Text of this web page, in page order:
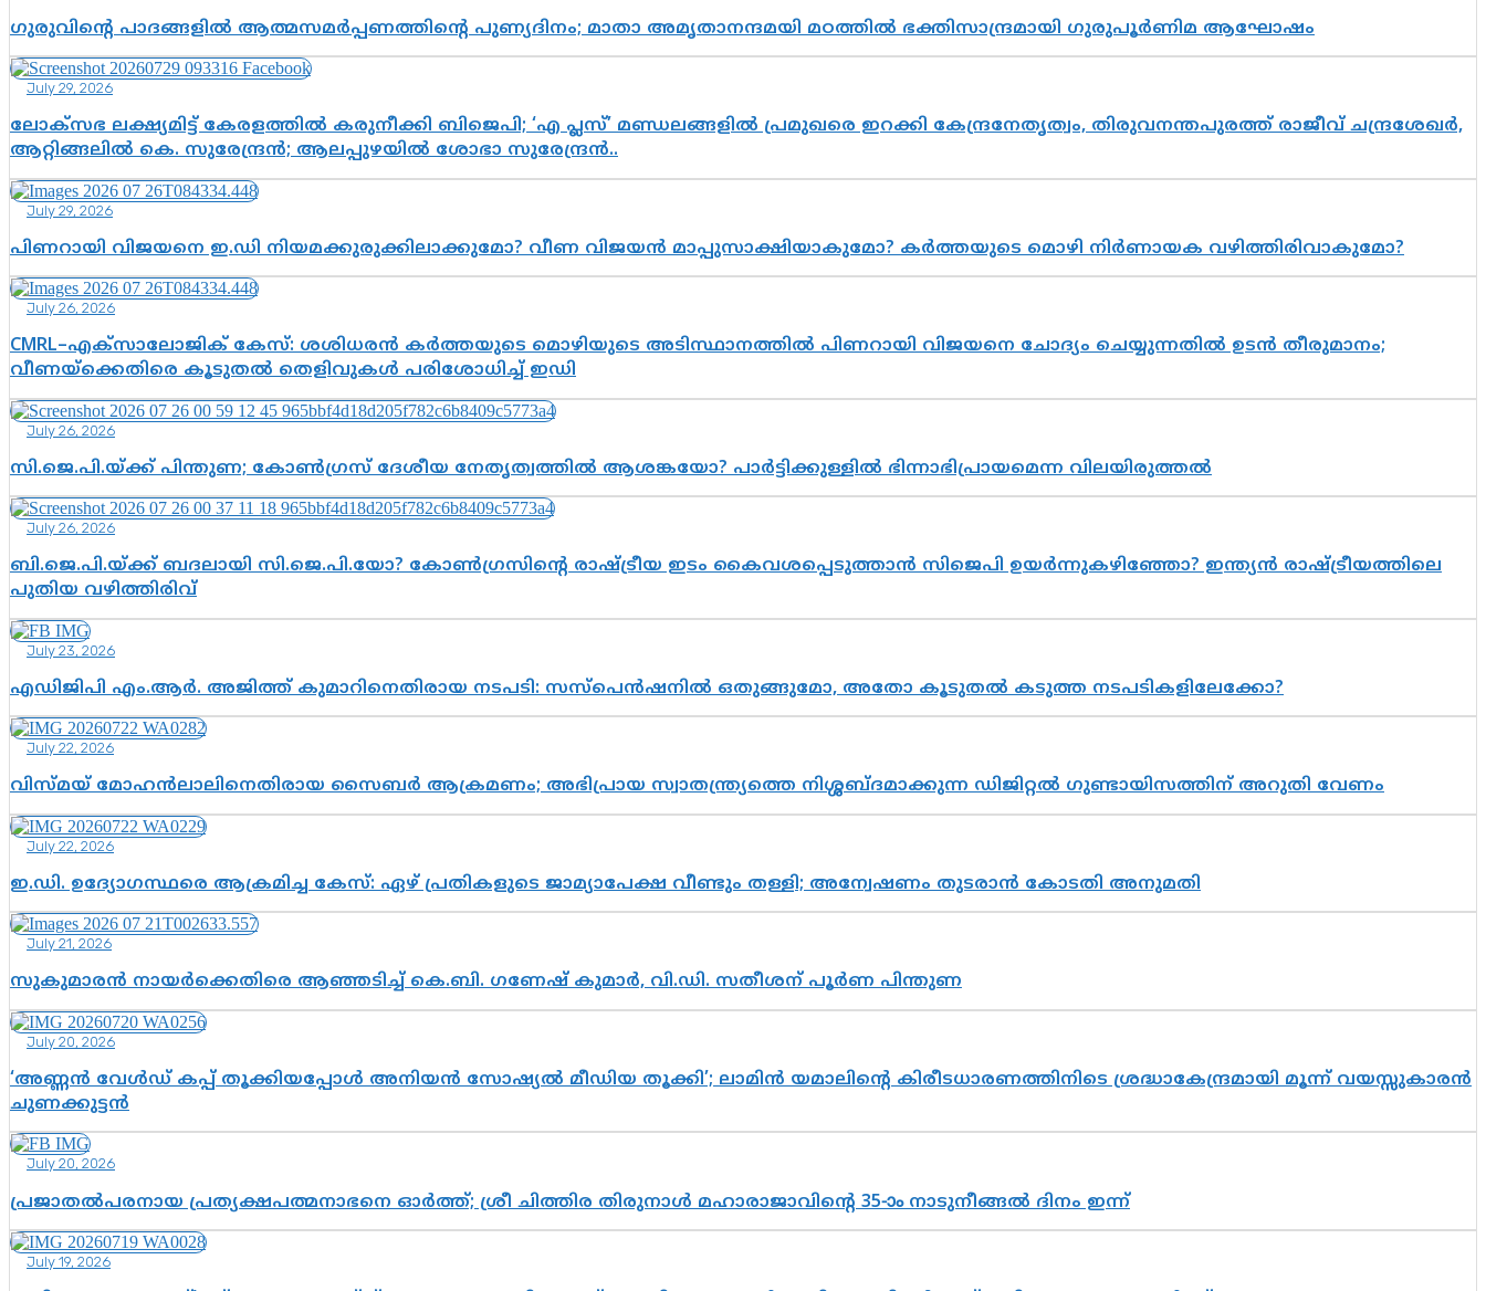
ഗുരുവിന്റെ പാദങ്ങളിൽ ആത്മസമർപ്പണത്തിന്റെ പുണ്യദിനം; മാതാ അമൃതാനന്ദമയി മഠത്തിൽ ഭക്തിസാന്ദ്രമായി ഗുരുപൂർണിമ ആഘോഷം
July 29, 2026
ലോക്സഭ ലക്ഷ്യമിട്ട് കേരളത്തിൽ കരുനീക്കി ബിജെപി; ‘എ പ്ലസ്’ മണ്ഡലങ്ങളിൽ പ്രമുഖരെ ഇറക്കി കേന്ദ്രനേതൃത്വം, തിരുവനന്തപുരത്ത് രാജീവ് ചന്ദ്രശേഖർ,
ആറ്റിങ്ങലിൽ കെ. സുരേന്ദ്രൻ; ആലപ്പുഴയിൽ ശോഭാ സുരേന്ദ്രൻ..
July 29, 2026
പിണറായി വിജയനെ ഇ.ഡി നിയമക്കുരുക്കിലാക്കുമോ? വീണ വിജയൻ മാപ്പുസാക്ഷിയാകുമോ? കർത്തയുടെ മൊഴി നിർണായക വഴിത്തിരിവാകുമോ?
July 26, 2026
CMRL–എക്‌സാലോജിക് കേസ്: ശശിധരൻ കർത്തയുടെ മൊഴിയുടെ അടിസ്ഥാനത്തിൽ പിണറായി വിജയനെ ചോദ്യം ചെയ്യുന്നതിൽ ഉടൻ തീരുമാനം;
വീണയ്‌ക്കെതിരെ കൂടുതൽ തെളിവുകൾ പരിശോധിച്ച് ഇഡി
July 26, 2026
സി.ജെ.പി.യ്ക്ക് പിന്തുണ; കോൺഗ്രസ് ദേശീയ നേതൃത്വത്തിൽ ആശങ്കയോ? പാർട്ടിക്കുള്ളിൽ ഭിന്നാഭിപ്രായമെന്ന വിലയിരുത്തൽ
July 26, 2026
ബി.ജെ.പി.യ്ക്ക് ബദലായി സി.ജെ.പി.യോ? കോൺഗ്രസിന്റെ രാഷ്ട്രീയ ഇടം കൈവശപ്പെടുത്താൻ സിജെപി ഉയർന്നുകഴിഞ്ഞോ? ഇന്ത്യൻ രാഷ്ട്രീയത്തിലെ
പുതിയ വഴിത്തിരിവ്
July 23, 2026
എഡിജിപി എം.ആർ. അജിത്ത് കുമാറിനെതിരായ നടപടി: സസ്പെൻഷനിൽ ഒതുങ്ങുമോ, അതോ കൂടുതൽ കടുത്ത നടപടികളിലേക്കോ?
July 22, 2026
വിസ്മയ് മോഹൻലാലിനെതിരായ സൈബർ ആക്രമണം; അഭിപ്രായ സ്വാതന്ത്ര്യത്തെ നിശ്ശബ്ദമാക്കുന്ന ഡിജിറ്റൽ ഗുണ്ടായിസത്തിന് അറുതി വേണം
July 22, 2026
ഇ.ഡി. ഉദ്യോഗസ്ഥരെ ആക്രമിച്ച കേസ്: ഏഴ് പ്രതികളുടെ ജാമ്യാപേക്ഷ വീണ്ടും തള്ളി; അന്വേഷണം തുടരാൻ കോടതി അനുമതി
July 21, 2026
സുകുമാരൻ നായർക്കെതിരെ ആഞ്ഞടിച്ച് കെ.ബി. ഗണേഷ് കുമാർ, വി.ഡി. സതീശന് പൂർണ പിന്തുണ
July 20, 2026
‘അണ്ണൻ വേൾഡ് കപ്പ് തൂക്കിയപ്പോൾ അനിയൻ സോഷ്യൽ മീഡിയ തൂക്കി’; ലാമിൻ യമാലിന്റെ കിരീടധാരണത്തിനിടെ ശ്രദ്ധാകേന്ദ്രമായി മൂന്ന് വയസ്സുകാരൻ
ചുണക്കുട്ടൻ
July 20, 2026
പ്രജാതൽപരനായ പ്രത്യക്ഷപത്മനാഭനെ ഓർത്ത്; ശ്രീ ചിത്തിര തിരുനാൾ മഹാരാജാവിന്റെ 35-ാം നാടുനീങ്ങൽ ദിനം ഇന്ന്
July 19, 2026